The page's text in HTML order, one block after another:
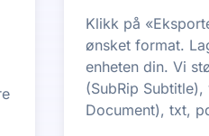
Klikk på
ønsket format.
enheten din. Vi
(SubRip
Document), txt,